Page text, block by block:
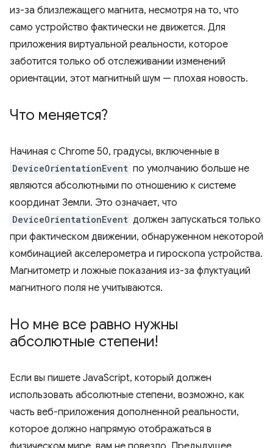
из-за близлежащего магнита, несмотря на то, что
само устройство фактически не движется. Для
приложения виртуальной реальности, которое
заботится только об отслеживании изменений
ориентации, этот магнитный шум — плохая новость.
Что меняется?
Начиная с Chrome 50, градусы, включенные в
DeviceOrientationEvent по умолчанию больше не
являются абсолютными по отношению к системе
координат Земли. Это означает, что
DeviceOrientationEvent должен запускаться только
при фактическом движении, обнаруженном некоторой
комбинацией акселерометра и гироскопа устройства.
Магнитометр и ложные показания из-за флуктуаций
магнитного поля не учитываются.
Но мне все равно нужны
абсолютные степени!
Если вы пишете JavaScript, который должен
использовать абсолютные степени, возможно, как
часть веб-приложения дополненной реальности,
которое должно напрямую отображаться в